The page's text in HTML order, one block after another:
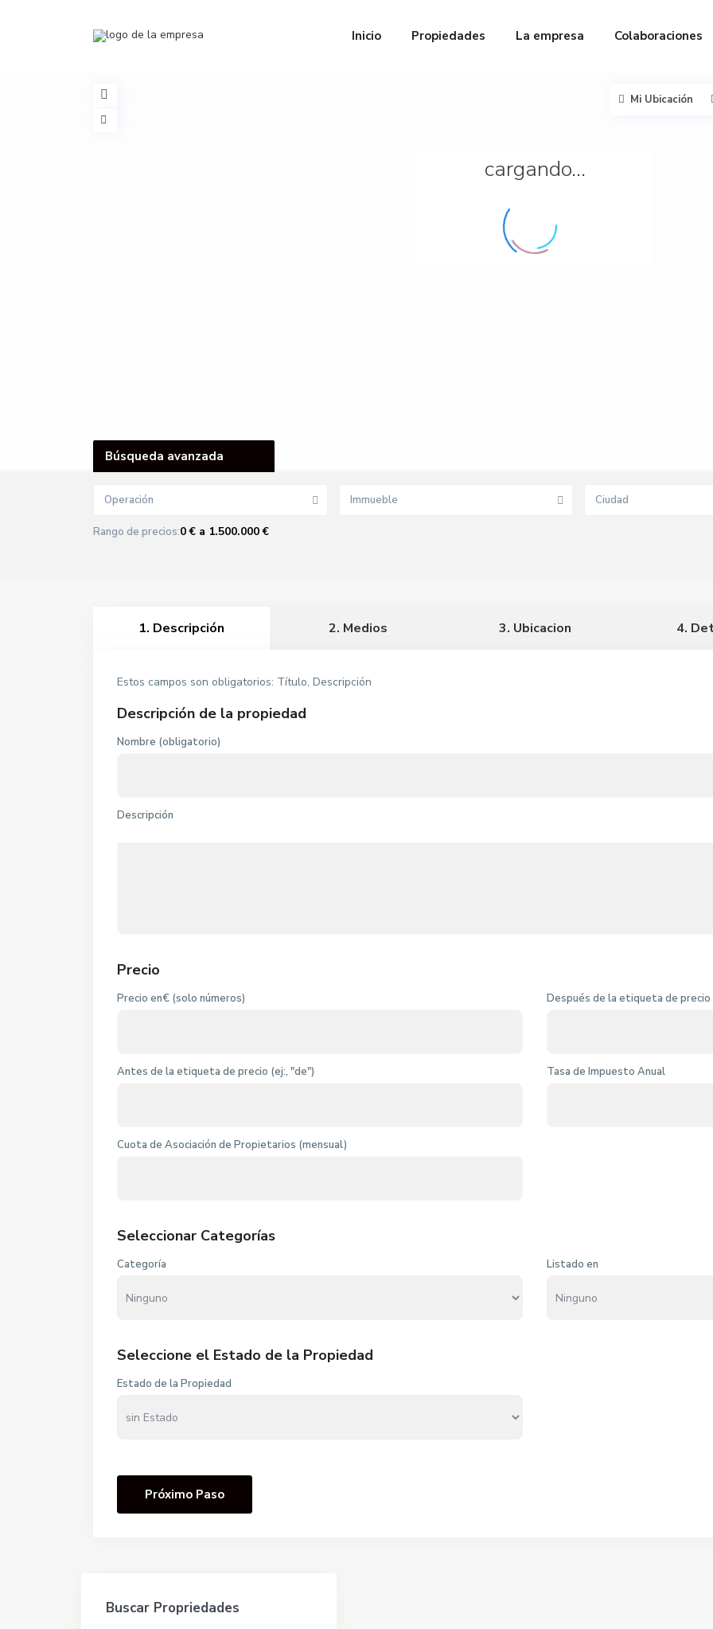
Inicio Propiedades La empresa Colaboraciones
cargando...
Mi Ubicación
Búsqueda avanzada
Operación Immueble Ciudad
Rango de precios:0 € a 1.500.000 €
1. Descripción 2. Medios 3. Ubicacion 4.
Estos campos son obligatorios: Título, Descripción
Descripción de la propiedad
Nombre (obligatorio)
Descripción
Precio
Precio en€ (solo números) Después de la etiqueta de precio
Antes de la etiqueta de precio (ej:, "de") Tasa de Impuesto Anual
Cuota de Asociación de Propietarios (mensual)
Seleccionar Categorías
Categoría Listado en
Seleccione el Estado de la Propiedad
Estado de la Propiedad
Próximo Paso
Buscar Propriedades